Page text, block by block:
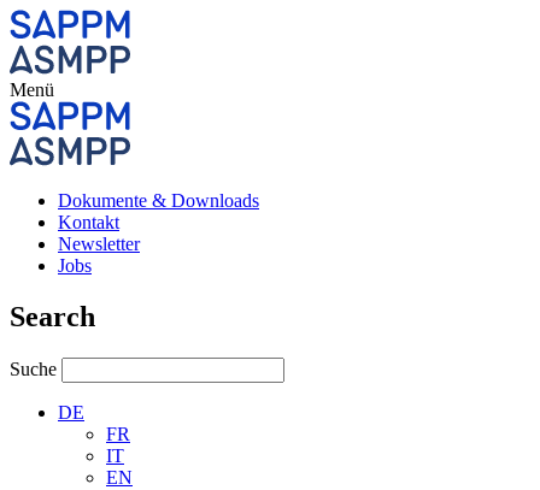
Menü
Dokumente & Downloads
Kontakt
Newsletter
Jobs
Search
Suche
DE
FR
IT
EN